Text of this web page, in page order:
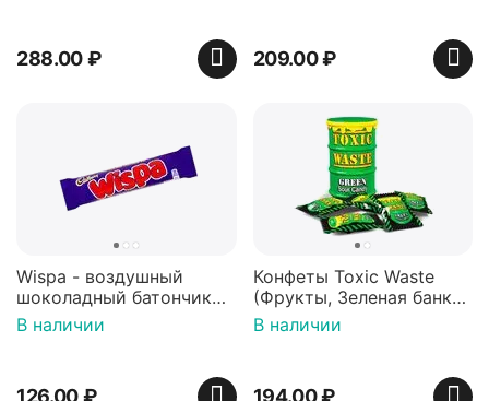
288.00₽ 209.00₽
Wispa - воздушный
шоколадный батончик
36 гр
В наличии
126.00₽
Конфеты Toxic Waste
(Фрукты, Зеленая банка,
42 гр).
В наличии
194.00₽